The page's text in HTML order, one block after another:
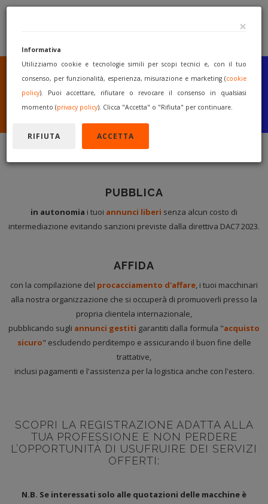
SEI UN COSTRUTTORE
O UN RIVENDITORE?
PUBBLICA GRATUITAMENTE
I TUOI MACCHINARI
INIZIA A VENDERE
PUBBLICA
in autonomia i tuoi annunci liberi senza alcun costo di
intermediazione evitando sanzioni previste dalla direttiva DAC7 2023.
AFFIDA
con la compilazione del procacciamento d'affare, i tuoi macchinari
alla nostra organizzazione che si occuperà di promuoverli presso la
propria clientela internazionale,
pubblicando sugli annunci gestiti garantiti dalla formula "acquisto
sicuro" escludendo perditempo e assicurando il buon fine delle
trattative,
inclusi pagamenti e l'assistenza per la logistica anche con l'estero.
SCOPRI LA REGISTRAZIONE ADATTA ALLA
TUA PROFESSIONE E NON PERDERE
L’OPPORTUNITÀ DI USUFRUIRE DEI SERVIZI
OFFERTI:
N.B. Se interessati solo alle quotazioni delle macchine è
×
Informativa
Utilizziamo cookie e tecnologie simili per scopi tecnici e, con il tuo
consenso, per funzionalità, esperienza, misurazione e marketing (cookie
policy). Puoi accettare, rifiutare o revocare il consenso in qualsiasi
momento (privacy policy). Clicca "Accetta" o "Rifiuta" per continuare.
RIFIUTA ACCETTA